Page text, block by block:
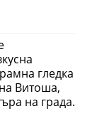
гледка
Витоша,
на града.